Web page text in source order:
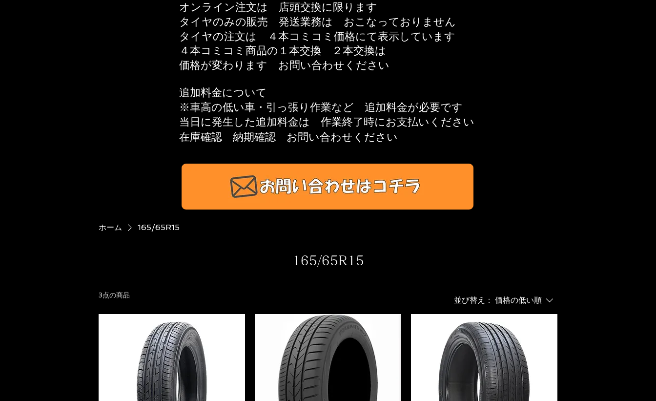
オンライン注文は 店頭交換に限ります
タイヤのみの販売 発送業務は おこなっておりません
タイヤの注文は ４本コミコミ価格にて表示しています
４本コミコミ商品の １本交換 ２本交換は
価格が変わります お問い合わせください
追加料金について
※​車高の低い車・引っ張り作業​など 追加料金が必要です
当日に発生した追加料金は 作業終了時にお支払いください
在庫確認 納期確認 お問い合わせください​
ホーム 165/65R15
165/65R15
3点の商品
並び替え： 価格の低い順